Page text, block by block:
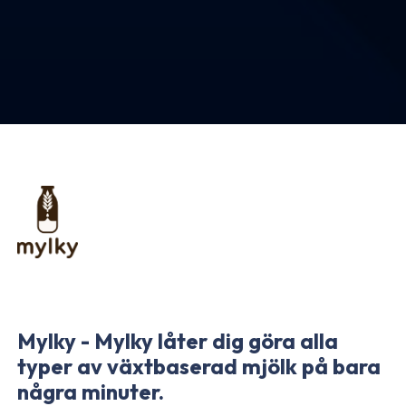
Mylky - Mylky låter dig göra alla
typer av växtbaserad mjölk på bara
några minuter.